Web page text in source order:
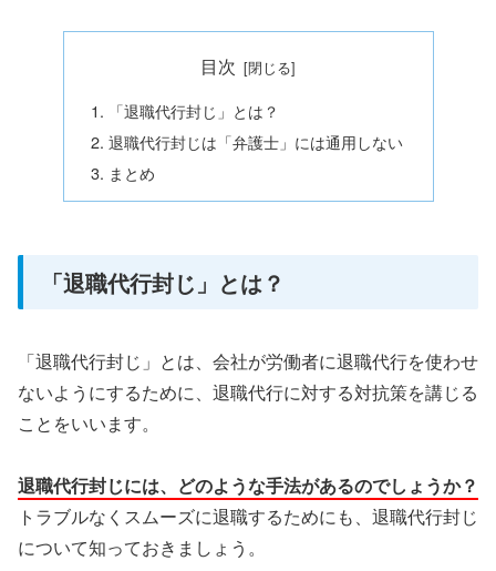
目次
「退職代行封じ」とは？
退職代行封じは「弁護士」には通用しない
まとめ
「退職代行封じ」とは？
「退職代行封じ」とは、会社が労働者に退職代行を使わせ
ないようにするために、退職代行に対する対抗策を講じる
ことをいいます。
退職代行封じには、どのような手法があるのでしょうか？
トラブルなくスムーズに退職するためにも、退職代行封じ
について知っておきましょう。